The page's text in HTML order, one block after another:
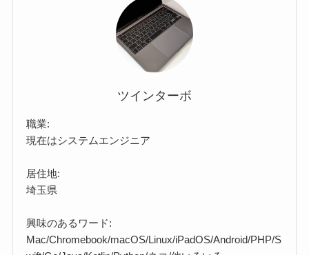
ツインターボ
職業:
現在はシステムエンジニア
居住地:
埼玉県
興味のあるワード:
Mac/Chromebook/macOS/Linux/iPadOS/Android/PHP/S